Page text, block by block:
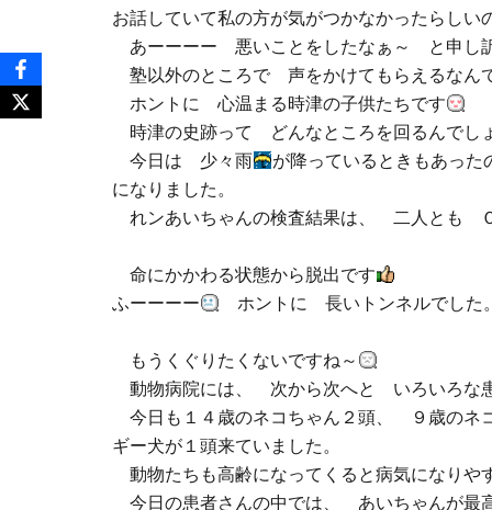
お話していて私の方が気がつかなかったらしい
あーーーー 悪いことをしたなぁ～ と申し
塾以外のところで 声をかけてもらえるなん
ホントに 心温まる時津の子供たちです
時津の史跡って どんなところを回るん
今日は 少々雨
が降っているときもあっ
になりました。
れンあいちゃんの検査結果は、 二人とも
命にかかわる状態から脱出です
ふーーーー
ホントに 長いトンネルでし
もうくぐりたくないですね～
動物病院には、 次から次へと いろいろな
今日も１４歳のネコちゃん２頭、 ９歳の
ギー犬が１頭来ていました。
動物たちも高齢になってくると病気になり
今日の患者さんの中では、 あいちゃんが